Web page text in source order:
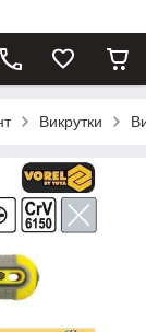
Викрутки